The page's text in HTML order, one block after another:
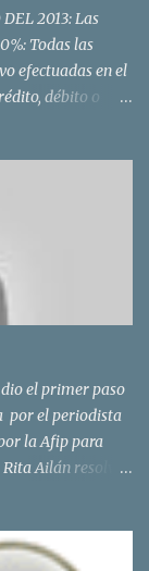
2013: Las
Todas las
efectuadas en el
débito o
concreta
31% menos que
más información
La...
el primer paso
por el periodista
la Afip para
Ailán resolvió
se lo autorice a